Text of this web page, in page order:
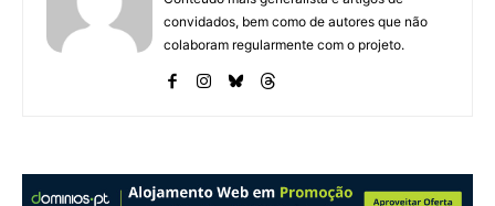
convidados, bem como de autores que não
colaboram regularmente com o projeto.